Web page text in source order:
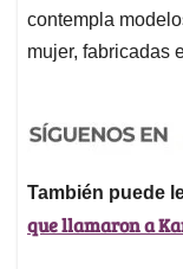
contempla
mujer, fabricadas
También puede
que llamaron a